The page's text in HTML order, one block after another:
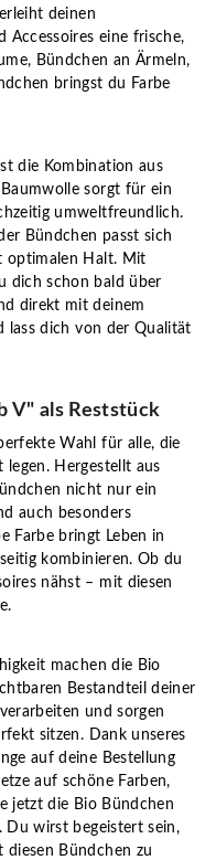
deinen
Accessoires eine frische,
Bündchen an Ärmeln,
bringst du Farbe
die Kombination aus
sorgt für ein
umweltfreundlich.
Bündchen passt sich
optimalen Halt. Mit
dich schon bald über
direkt mit deinem
lass dich von der Qualität
V" als Reststück
Wahl für alle, die
Hergestellt aus
nicht nur ein
auch besonders
Farbe bringt Leben in
kombinieren. Ob du
nähst – mit diesen
machen die Bio
Bestandteil deiner
und sorgen
sitzen. Dank unseres
auf deine Bestellung
auf schöne Farben,
jetzt die Bio Bündchen
Du wirst begeistert sein,
diesen Bündchen zu